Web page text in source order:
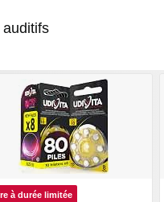
à durée limitée